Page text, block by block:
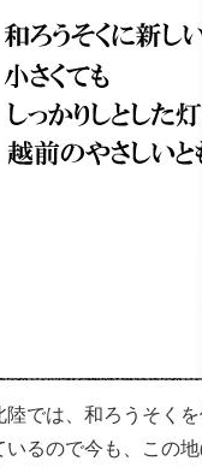
陸では、和ろうそく
いるので今も、この